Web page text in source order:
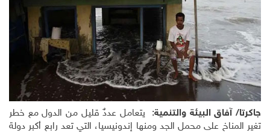
جاكرتا/ آفاق البيئة والتنمية: يتعامل عددٌ قليل من الدول مع خطر
تغير المناخ على محمل الجد ومنها إندونيسيا، التي تعد رابع أكبر دولة